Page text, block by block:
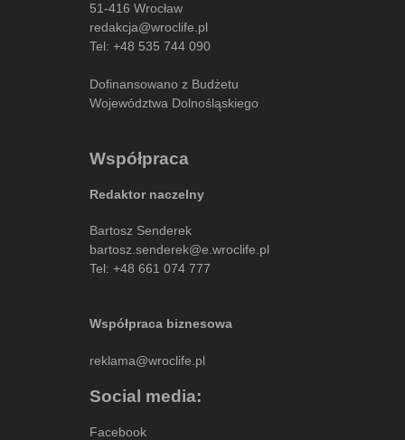
51-416 Wrocław
redakcja@wroclife.pl
Tel: +48 535 744 090
Dofinansowano z Budżetu
Województwa Dolnośląskiego
Współpraca
Redaktor naczelny
Bartosz Senderek
bartosz.senderek@e.wroclife.pl
Tel: +48 661 074 777
Współpraca biznesowa
reklama@wroclife.pl
Social media:
Facebook